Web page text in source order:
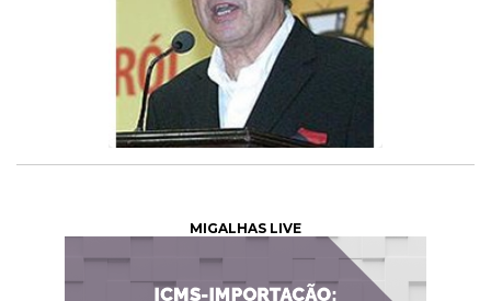
MIGALHAS LIVE